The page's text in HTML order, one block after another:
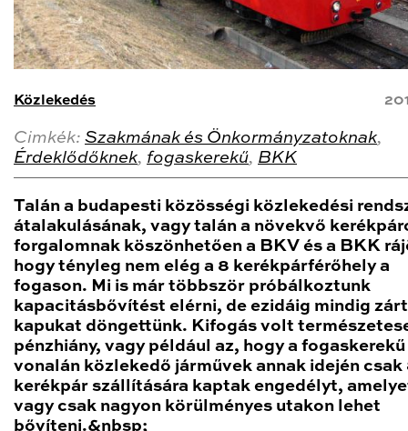
Közlekedés
Cimkék: Szakmának és Önkormányzatoknak,
Érdeklődőknek, fogaskerekű, BKK
Talán a budapesti közösségi közlekedési
átalakulásának, vagy talán a növekvő
forgalomnak köszönhetően a BKV és a BKK
hogy tényleg nem elég a 8 kerékpárférőhely a
fogason. Mi is már többször próbálkoztunk
kapacitásbővítést elérni, de ezidáig mindig zárt
kapukat döngettünk. Kifogás volt
pénzhiány, vagy például az, hogy a fogaskerekű
vonalán közlekedő járművek annak idején csak
kerékpár szállítására kaptak engedélyt,
vagy csak nagyon körülményes utakon lehet
bővíteni.&nbsp;